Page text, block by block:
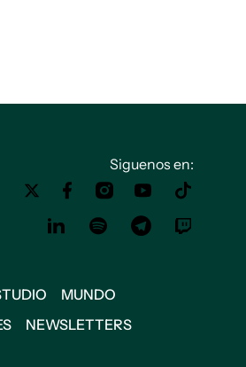
Siguenos en:
MUNDO
NEWSLETTERS